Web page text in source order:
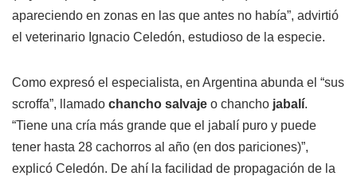
apareciendo en zonas en las que antes no había”, advirtió
el veterinario Ignacio Celedón, estudioso de la especie.
Como expresó el especialista, en Argentina abunda el “sus
scroffa”, llamado chancho salvaje o chancho jabalí.
“Tiene una cría más grande que el jabalí puro y puede
tener hasta 28 cachorros al año (en dos pariciones)”,
explicó Celedón. De ahí la facilidad de propagación de la